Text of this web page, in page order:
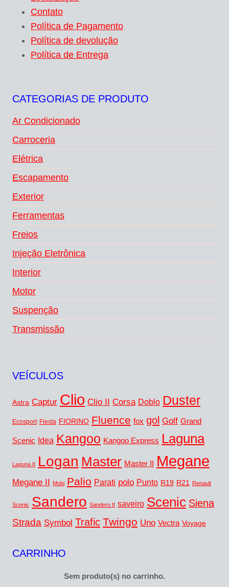
Contato
Política de Pagamento
Política de devolução
Política de Entrega
CATEGORIAS DE PRODUTO
Ar Condicionado
Carroceria
Elétrica
Escapamento
Exterior
Ferramentas
Freios
Injeção Eletrônica
Interior
Motor
Suspenção
Transmissão
VEÍCULOS
Astra Captur Clio Clio II Corsa Doblo Duster
Ecosport Fiesta FIORINO Fluence fox gol Golf Grand
Scenic Idea Kangoo Kangoo Express Laguna
Laguna II Logan Master Master II Megane
Megane II Mobi Palio Parati polo Punto R19 R21 Renault
Scenic Sandero Sandero II saveiro Scenic Siena
Strada Symbol Trafic Twingo Uno Vectra Voyage
CARRINHO
Sem produto(s) no carrinho.